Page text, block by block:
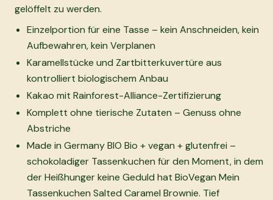
gelöffelt zu werden.
Einzelportion für eine Tasse – kein Anschneiden, kein
Aufbewahren, kein Verplanen
Karamellstücke und Zartbitterkuvertüre aus
kontrolliert biologischem Anbau
Kakao mit Rainforest-Alliance-Zertifizierung
Komplett ohne tierische Zutaten – Genuss ohne
Abstriche
Made in Germany BIO Bio + vegan + glutenfrei –
schokoladiger Tassenkuchen für den Moment, in dem
der Heißhunger keine Geduld hat BioVegan Mein
Tassenkuchen Salted Caramel Brownie. Tief